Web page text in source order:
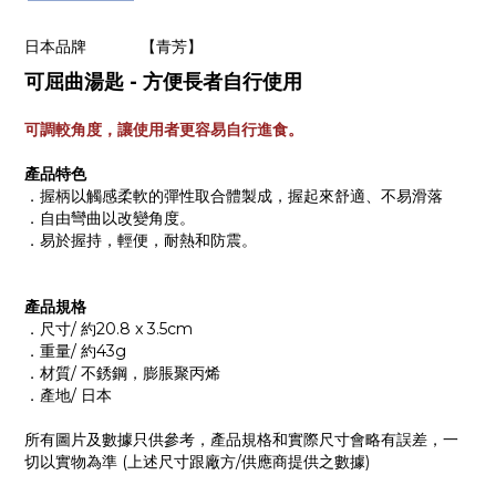
日本品牌 【青芳】
可屈曲湯匙 - 方便長者自行使用
可調較角度， 讓使用者更容易自行進食。
產品特色
． 握柄以觸感柔軟的彈性取合體製成，握起來舒適、不易滑落
． 自由彎曲以改變角度。
． 易於握持，輕便，耐熱和防震。
產品規格
．尺寸/ 約20.8 x 3.5cm
．重量/ 約43g
．材質/ 不銹鋼，膨脹聚丙烯
．產地/ 日本
所有圖片及數據只供參考，產品規格和實際尺寸會略有誤差，一
切以實物為準 (上述尺寸跟廠方/供應商提供之數據)